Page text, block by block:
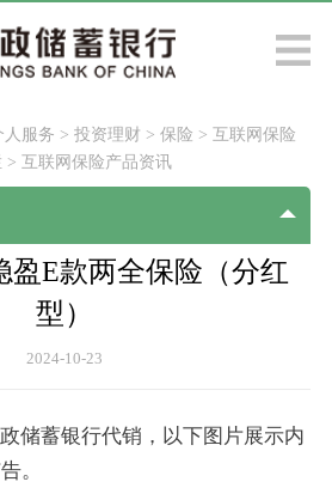
人服务 > 投资理财 > 保险 > 互联网保险
> 互联网保险产品资讯
盈E款两全保险（分红
型）
2024-10-23
储蓄银行代销，以下图片展示内
。